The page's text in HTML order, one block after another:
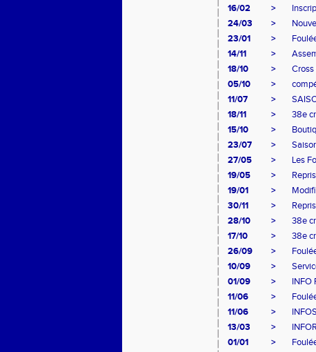
16/02 >
24/03
>
23/01
>
14/11
>
18/10
>
05/10
>
11/07
>
18/11
>
38e
15/10
>
23/07
>
27/05
>
Les
19/05
>
19/01
>
30/11
>
28/10
>
38e
17/10
>
38e
26/09
>
10/09
>
01/09
>
INFO
11/06
>
11/06
>
13/03
>
01/01
>